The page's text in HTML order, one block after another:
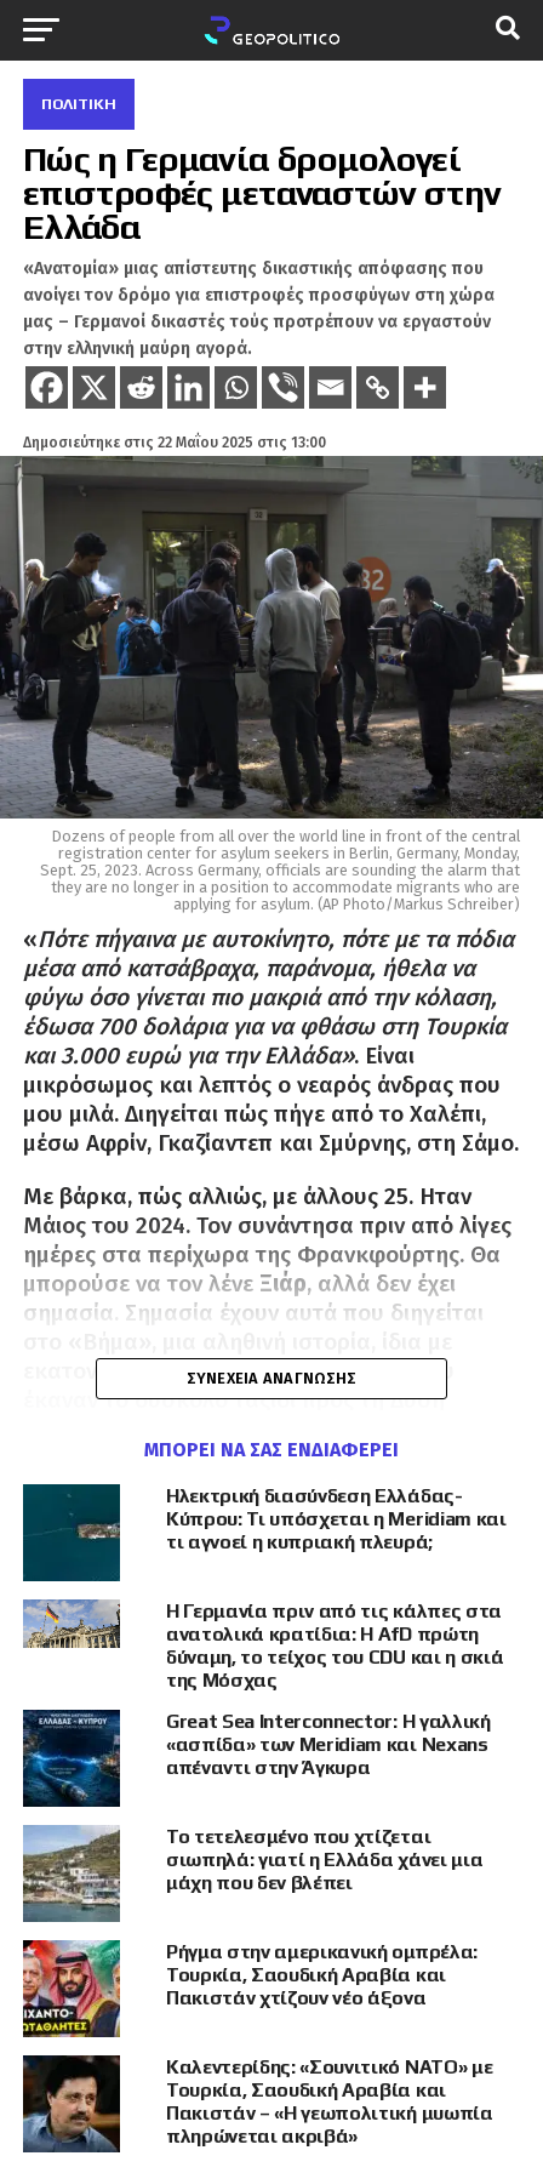
ΠΟΛΙΤΙΚΉ
Πώς η Γερμανία δρομολογεί
επιστροφές μεταναστών στην
Ελλάδα
«Ανατομία» μιας απίστευτης δικαστικής απόφασης που
ανοίγει τον δρόμο για επιστροφές προσφύγων στη χώρα
μας – Γερμανοί δικαστές τούς προτρέπουν να εργαστούν
στην ελληνική μαύρη αγορά.
Δημοσιεύτηκε στις 22 Μαΐου 2025 στις 13:00
Dozens of people from all over the world line in front of the central
registration center for asylum seekers in Berlin, Germany, Monday,
Sept. 25, 2023. Across Germany, officials are sounding the alarm that
they are no longer in a position to accommodate migrants who are
applying for asylum. (AP Photo/Markus Schreiber)
«Πότε πήγαινα με αυτοκίνητο, πότε με τα πόδια
μέσα από κατσάβραχα, παράνομα, ήθελα να
φύγω όσο γίνεται πιο μακριά από την κόλαση,
έδωσα 700 δολάρια για να φθάσω στη Τουρκία
και 3.000 ευρώ για την Ελλάδα». Είναι
μικρόσωμος και λεπτός ο νεαρός άνδρας που
μου μιλά. Διηγείται πώς πήγε από το Χαλέπι,
μέσω Αφρίν, Γκαζίαντεπ και Σμύρνης, στη Σάμο.
Με βάρκα, πώς αλλιώς, με άλλους 25. Ηταν
Μάιος του 2024. Τον συνάντησα πριν από λίγες
ημέρες στα περίχωρα της Φρανκφούρτης. Θα
μπορούσε να τον λένε Ξιάρ, αλλά δεν έχει
σημασία. Σημασία έχουν αυτά που διηγείται
εκατοντάδων χιλιάδων άλλων Σύρων που
έκαναν το δύσκολο ταξίδι προς τη Δύση
φθάσουν στη Γερμανία.
Με το που τελείωσε το σχολείο ο Ξιάρ πήγε
στρατό. Δύσκολα χρόνια, ξέσπασε εμφύλιος
και έζησε τη φρίκη ως στρατιώτης. Αποφάσισε
να μπει σε ένοπλη ομάδα της αντιπολίτευσης
μέχρι που κάποιος τον πρόδωσε. Συνελήφθη
και κρατήθηκε σε φυλακή βασανιστηρίων. Ο
νομικός του παραστάτης μάς παρακάλεσε να
μη ρωτήσουμε για αυτό το κομμάτι της ζωής
του. Βρίσκεται υπό ψυχιατρική
παρακολούθηση στη Γερμανία. Δεν θα του
έκανε καλό να ξαναφέρει στη μνήμη του
τραυματικές εμπειρίες.
Μας τις είπε όμως ο ίδιος, τον οποίο επίσης
συναντήσαμε στα περίχωρα της
Φρανκφούρτης:«Υπέστη σκληρά
βασανιστήρια, ξυλοκοπήθηκε, υποβαλλόταν σε
ψυχολογική πίεση, για παράδειγμα στέρηση
ύπνου και φωτός. Κάποιο πρωί βρέθηκε στο
κελί του ένας κρεμασμένος». Στη Σάμο, ο Ξιάρ
πήρε μια ανάσα. Εκανε αίτηση για άσυλο και
ύστερα από δύο μήνες πήρε το καράβι για
Αθήνα. Δεν ήταν ο τελικός προορισμός.
ΣΥΝΈΧΕΙΑ ΑΝΆΓΝΩΣΗΣ
ΜΠΟΡΕΊ ΝΑ ΣΑΣ ΕΝΔΙΑΦΈΡΕΙ
Ηλεκτρική διασύνδεση Ελλάδας-
Κύπρου: Τι υπόσχεται η Meridiam και
τι αγνοεί η κυπριακή πλευρά;
Η Γερμανία πριν από τις κάλπες στα
ανατολικά κρατίδια: Η AfD πρώτη
δύναμη, το τείχος του CDU και η σκιά
της Μόσχας
Great Sea Interconnector: Η γαλλική
«ασπίδα» των Meridiam και Nexans
απέναντι στην Άγκυρα
Το τετελεσμένο που χτίζεται
σιωπηλά: γιατί η Ελλάδα χάνει μια
μάχη που δεν βλέπει
Ρήγμα στην αμερικανική ομπρέλα:
Τουρκία, Σαουδική Αραβία και
Πακιστάν χτίζουν νέο άξονα
Καλεντερίδης: «Σουνιτικό ΝΑΤΟ» με
Τουρκία, Σαουδική Αραβία και
Πακιστάν – «Η γεωπολιτική μυωπία
πληρώνεται ακριβά»